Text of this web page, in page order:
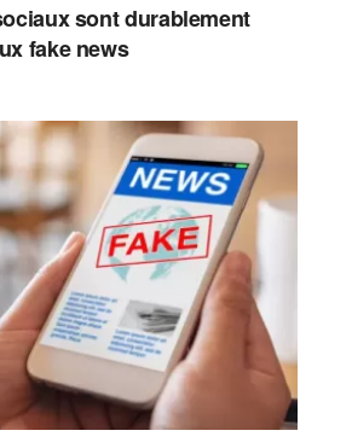
sont durablement
fake news